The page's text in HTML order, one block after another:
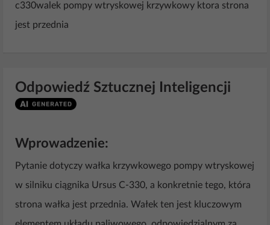
c330walek pompy wtryskowej krzywkowy ktora strona
jest przednia
Odpowiedź Sztucznej Inteligencji
Wprowadzenie:
Pytanie dotyczy wałka krzywkowego pompy wtryskowej
w silniku ciągnika Ursus C-330, a konkretnie tego, która
strona wałka jest przednia. Wałek ten jest kluczowym